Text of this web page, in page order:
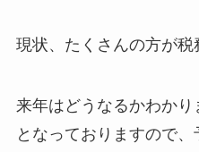
現状、たくさんの方が税
来年はどうなるかわかり
となっておりますので